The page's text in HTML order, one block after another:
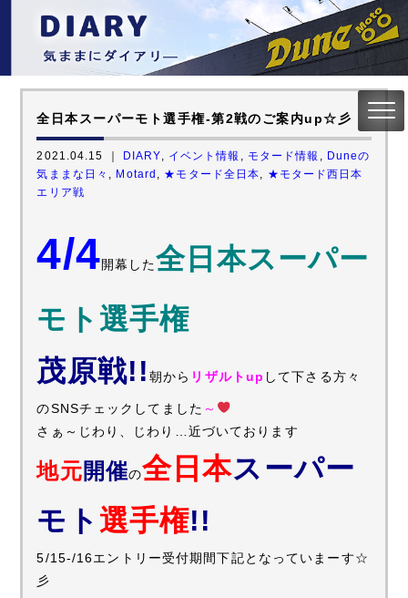
全日本スーパーモト選手権-第2戦のご案内up☆彡
2021.04.15 ｜ DIARY イベント情報 モタード情報
Duneの
気ままな日々
Motard ★モタード全日本
★モタード西日本
エリア戦
4/4開幕した全日本スーパー
モト選手権
茂原戦!!朝から リザルトup して下さる方々
のSNSチェックしてました ～
さぁ～じわり、じわり…近づいております
地元開催の全日本スーパー
モト 選手権!!
5/15-/16エントリー受付期間下記となっていまーす☆
彡